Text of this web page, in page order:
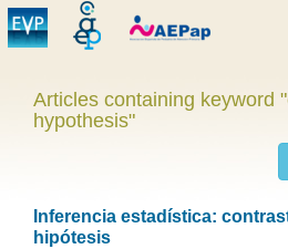
Articles containing keyword
hypothesis"
Inferencia estadística:
hipótesis